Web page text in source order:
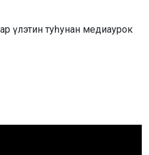
үлэтин туһунан медиаурок